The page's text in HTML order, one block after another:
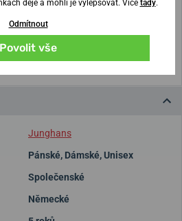
vzory velikostí
Měřítko: Výchozí)
Junghans
Pánské, Dámské,Unisex
Společenské
Německé
děje a mohli je vylepšovat. Více tady.
Odmítnout
Povolit vše